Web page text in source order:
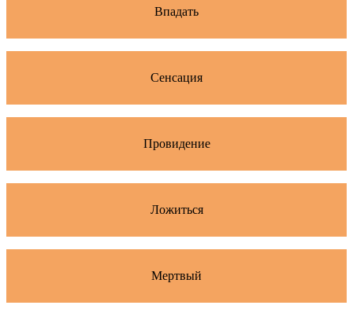
Впадать
Сенсация
Провидение
Ложиться
Мертвый